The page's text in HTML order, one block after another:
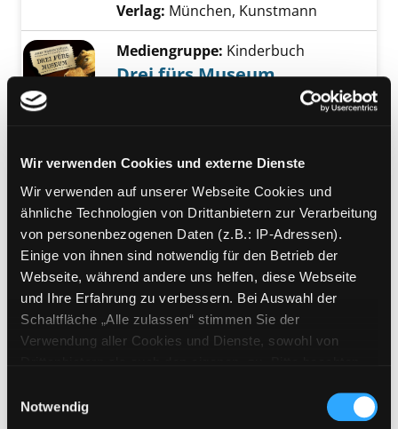
Wir verwenden Cookies und externe Dienste
Wir verwenden auf unserer Webseite Cookies und
ähnliche Technologien von Drittanbietern zur Verarbeitung
von personenbezogenen Daten (z.B.: IP-Adressen).
Einige von ihnen sind notwendig für den Betrieb der
Webseite, während andere uns helfen, diese Webseite
und Ihre Erfahrung zu verbessern. Bei Auswahl der
Schaltfläche „Alle zulassen“ stimmen Sie der
Verwendung aller Cookies und Dienste, sowohl von
Cookies von Drittanbietern, eine Verarbeitung in
unsicheren Drittländern (Länder außerhalb des EWR
Notwendig
Verlag: München, Kunstmann
Exemplar-Details von Drei fürs Museum
Mediengruppe: Kinderbuch
Drei fürs Museum
Verlag:Wien, Ueberreuter
Exemplar-Details von Archiv der Zukunft
Mediengruppe:DVD
Archiv der Zukunft
Suche nach diesem Verfasser
Jahr: 2023
Verlag:Österreich, Hoanzl
Exemplar-Details von Die wunderbare Welt
Mediengruppe:Sachbuch